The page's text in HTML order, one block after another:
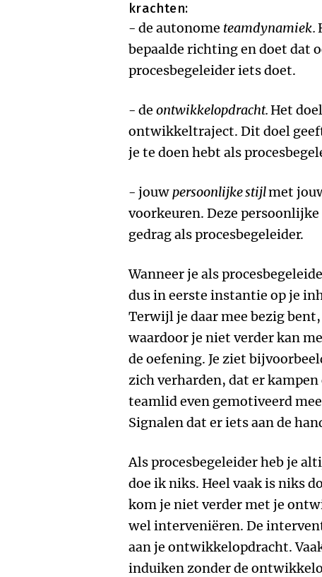
krachten:
- de autonome teamdynamiek.
bepaalde richting en doet dat
procesbegeleider iets doet.
- de ontwikkelopdracht.Het
ontwikkeltraject. Dit doel
je te doen hebt als
- jouwpersoonlijke stijlmet
voorkeuren. Deze
gedrag als procesbegeleider.
Wanneer je als
dus in eerste instantie op je
Terwijl je daar mee bezig
waardoor je niet verder kan
de oefening. Je ziet
zich verharden, dat er
teamlid even gemotiveerd
Signalen dat er iets aan de
Als procesbegeleider heb je
doe ik niks. Heel vaak is niks
kom je niet verder met je
wel interveniëren. De
aan je ontwikkelopdracht.
induiken zonder de